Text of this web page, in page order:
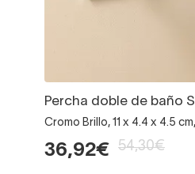
Percha doble de baño
Cromo Brillo, 11 x 4.4 x 4.5
36,92€ 54,30€